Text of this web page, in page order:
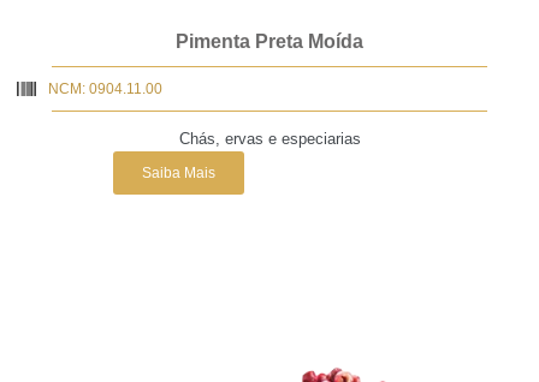
Pimenta Preta Moída
NCM: 0904.11.00
Chás, ervas e especiarias
Saiba Mais